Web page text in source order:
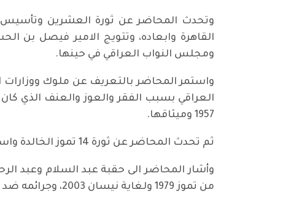
وتحدث المحاضر عن ثورة العشرين وتأسيس
ومجلس النواب العراقي في حينها.
واستمر المحاضر بالتعريف عن ملوك ووزارات
1957 وميثاقها.
ثم تحدث المحاضر عن ثورة 14 تموز الخالدة واسقاط النظام الملكي واعلان الجمهورية وانجازاتها، وكيف اغتيلت بانقلاب شباط الأسود في 1963.
وأشار المحاضر الى حقبة عبد السلام وعبد
من تموز 1979 ولغاية نيسان 2003، وجرائمه ضد الشعب العراقي الثمن الذي دفعه الشعب من جراء دكتاتوريته وحروبه العبثية.